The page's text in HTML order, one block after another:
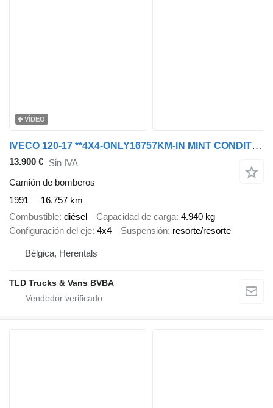
VÍDEO
IVECO 120-17 **4X4-ONLY16757KM-IN MINT CONDITION**
13.900 € Sin IVA
Camión de bomberos
1991
16.757 km
Combustible diésel Capacidad de carga 4.940 kg
Configuración del eje 4x4 Suspensión resorte/resorte
Bélgica, Herentals
TLD Trucks & Vans BVBA